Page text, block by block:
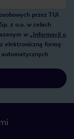
przez TUI
z o.o. w celach
w „Informacji o
elektroniczną formę